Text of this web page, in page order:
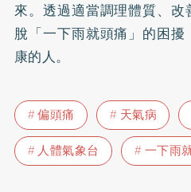
來。透過適當調理體質、
脫「一下雨就頭痛」的困
康的人。
偏頭痛 天氣病
人體氣象台
一下雨